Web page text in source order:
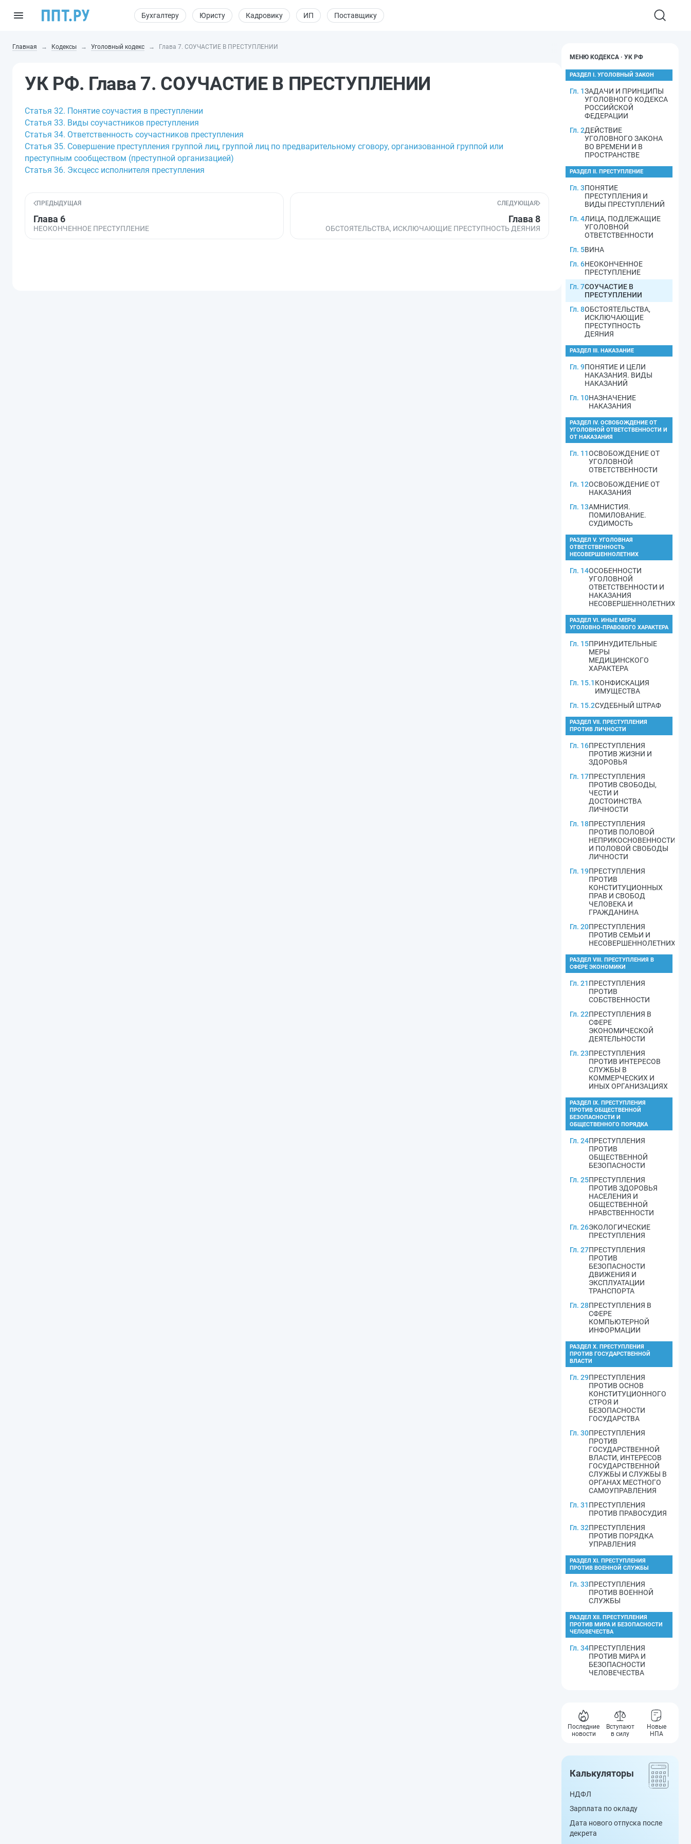
Бухгалтеру Юристу Кадровику ИП Поставщику
Главная Кодексы Уголовный кодекс Глава 7. СОУЧАСТИЕ В ПРЕСТУПЛЕНИИ
УК РФ. Глава 7. СОУЧАСТИЕ В ПРЕСТУПЛЕНИИ
Статья 32. Понятие соучастия в преступлении
Статья 33. Виды соучастников преступления
Статья 34. Ответственность соучастников преступления
Статья 35. Совершение преступления группой лиц, группой лиц по предварительному сговору, организованной группой или
преступным сообществом (преступной организацией)
Статья 36. Эксцесс исполнителя преступления
ПРЕДЫДУЩАЯ
Глава 6
НЕОКОНЧЕННОЕ ПРЕСТУПЛЕНИЕ
СЛЕДУЮЩАЯ
Глава 8
ОБСТОЯТЕЛЬСТВА, ИСКЛЮЧАЮЩИЕ ПРЕСТУПНОСТЬ ДЕЯНИЯ
МЕНЮ КОДЕКСА · УК РФ
РАЗДЕЛ I. УГОЛОВНЫЙ ЗАКОН
Гл. 1ЗАДАЧИ И ПРИНЦИПЫ
УГОЛОВНОГО КОДЕКСА
РОССИЙСКОЙ
ФЕДЕРАЦИИ
Гл. 2ДЕЙСТВИЕ
УГОЛОВНОГО ЗАКОНА
ВО ВРЕМЕНИ И В
ПРОСТРАНСТВЕ
РАЗДЕЛ II. ПРЕСТУПЛЕНИЕ
Гл. 3ПОНЯТИЕ
ПРЕСТУПЛЕНИЯ И
ВИДЫ ПРЕСТУПЛЕНИЙ
Гл. 4ЛИЦА, ПОДЛЕЖАЩИЕ
УГОЛОВНОЙ
ОТВЕТСТВЕННОСТИ
Гл. 5ВИНА
Гл. 6НЕОКОНЧЕННОЕ
ПРЕСТУПЛЕНИЕ
Гл. 7СОУЧАСТИЕ В
ПРЕСТУПЛЕНИИ
Гл. 8ОБСТОЯТЕЛЬСТВА,
ИСКЛЮЧАЮЩИЕ
ПРЕСТУПНОСТЬ
ДЕЯНИЯ
РАЗДЕЛ III. НАКАЗАНИЕ
Гл. 9ПОНЯТИЕ И ЦЕЛИ
НАКАЗАНИЯ. ВИДЫ
НАКАЗАНИЙ
Гл. 10НАЗНАЧЕНИЕ
НАКАЗАНИЯ
РАЗДЕЛ IV. ОСВОБОЖДЕНИЕ ОТ
УГОЛОВНОЙ ОТВЕТСТВЕННОСТИ И
ОТ НАКАЗАНИЯ
Гл. 11ОСВОБОЖДЕНИЕ ОТ
УГОЛОВНОЙ
ОТВЕТСТВЕННОСТИ
Гл. 12ОСВОБОЖДЕНИЕ ОТ
НАКАЗАНИЯ
Гл. 13АМНИСТИЯ.
ПОМИЛОВАНИЕ.
СУДИМОСТЬ
РАЗДЕЛ V. УГОЛОВНАЯ
ОТВЕТСТВЕННОСТЬ
НЕСОВЕРШЕННОЛЕТНИХ
Гл. 14ОСОБЕННОСТИ
УГОЛОВНОЙ
ОТВЕТСТВЕННОСТИ И
НАКАЗАНИЯ
НЕСОВЕРШЕННОЛЕТНИХ
РАЗДЕЛ VI. ИНЫЕ МЕРЫ
УГОЛОВНО-ПРАВОВОГО ХАРАКТЕРА
Гл. 15ПРИНУДИТЕЛЬНЫЕ
МЕРЫ
МЕДИЦИНСКОГО
ХАРАКТЕРА
Гл. 15.1КОНФИСКАЦИЯ
ИМУЩЕСТВА
Гл. 15.2СУДЕБНЫЙ ШТРАФ
РАЗДЕЛ VII. ПРЕСТУПЛЕНИЯ
ПРОТИВ ЛИЧНОСТИ
Гл. 16ПРЕСТУПЛЕНИЯ
ПРОТИВ ЖИЗНИ И
ЗДОРОВЬЯ
Гл. 17ПРЕСТУПЛЕНИЯ
ПРОТИВ СВОБОДЫ,
ЧЕСТИ И
ДОСТОИНСТВА
ЛИЧНОСТИ
Гл. 18ПРЕСТУПЛЕНИЯ
ПРОТИВ ПОЛОВОЙ
НЕПРИКОСНОВЕННОСТИ
И ПОЛОВОЙ СВОБОДЫ
ЛИЧНОСТИ
Гл. 19ПРЕСТУПЛЕНИЯ
ПРОТИВ
КОНСТИТУЦИОННЫХ
ПРАВ И СВОБОД
ЧЕЛОВЕКА И
ГРАЖДАНИНА
Гл. 20ПРЕСТУПЛЕНИЯ
ПРОТИВ СЕМЬИ И
НЕСОВЕРШЕННОЛЕТНИХ
РАЗДЕЛ VIII. ПРЕСТУПЛЕНИЯ В
СФЕРЕ ЭКОНОМИКИ
Гл. 21ПРЕСТУПЛЕНИЯ
ПРОТИВ
СОБСТВЕННОСТИ
Гл. 22ПРЕСТУПЛЕНИЯ В
СФЕРЕ
ЭКОНОМИЧЕСКОЙ
ДЕЯТЕЛЬНОСТИ
Гл. 23ПРЕСТУПЛЕНИЯ
ПРОТИВ ИНТЕРЕСОВ
СЛУЖБЫ В
КОММЕРЧЕСКИХ И
ИНЫХ ОРГАНИЗАЦИЯХ
РАЗДЕЛ IX. ПРЕСТУПЛЕНИЯ
ПРОТИВ ОБЩЕСТВЕННОЙ
БЕЗОПАСНОСТИ И
ОБЩЕСТВЕННОГО ПОРЯДКА
Гл. 24ПРЕСТУПЛЕНИЯ
ПРОТИВ
ОБЩЕСТВЕННОЙ
БЕЗОПАСНОСТИ
Гл. 25ПРЕСТУПЛЕНИЯ
ПРОТИВ ЗДОРОВЬЯ
НАСЕЛЕНИЯ И
ОБЩЕСТВЕННОЙ
НРАВСТВЕННОСТИ
Гл. 26ЭКОЛОГИЧЕСКИЕ
ПРЕСТУПЛЕНИЯ
Гл. 27ПРЕСТУПЛЕНИЯ
ПРОТИВ
БЕЗОПАСНОСТИ
ДВИЖЕНИЯ И
ЭКСПЛУАТАЦИИ
ТРАНСПОРТА
Гл. 28ПРЕСТУПЛЕНИЯ В
СФЕРЕ
КОМПЬЮТЕРНОЙ
ИНФОРМАЦИИ
РАЗДЕЛ X. ПРЕСТУПЛЕНИЯ
ПРОТИВ ГОСУДАРСТВЕННОЙ
ВЛАСТИ
Гл. 29ПРЕСТУПЛЕНИЯ
ПРОТИВ ОСНОВ
КОНСТИТУЦИОННОГО
СТРОЯ И
БЕЗОПАСНОСТИ
ГОСУДАРСТВА
Гл. 30ПРЕСТУПЛЕНИЯ
ПРОТИВ
ГОСУДАРСТВЕННОЙ
ВЛАСТИ, ИНТЕРЕСОВ
ГОСУДАРСТВЕННОЙ
СЛУЖБЫ И СЛУЖБЫ В
ОРГАНАХ МЕСТНОГО
САМОУПРАВЛЕНИЯ
Гл. 31ПРЕСТУПЛЕНИЯ
ПРОТИВ ПРАВОСУДИЯ
Гл. 32ПРЕСТУПЛЕНИЯ
ПРОТИВ ПОРЯДКА
УПРАВЛЕНИЯ
РАЗДЕЛ XI. ПРЕСТУПЛЕНИЯ
ПРОТИВ ВОЕННОЙ СЛУЖБЫ
Гл. 33ПРЕСТУПЛЕНИЯ
ПРОТИВ ВОЕННОЙ
СЛУЖБЫ
РАЗДЕЛ XII. ПРЕСТУПЛЕНИЯ
ПРОТИВ МИРА И БЕЗОПАСНОСТИ
ЧЕЛОВЕЧЕСТВА
Гл. 34ПРЕСТУПЛЕНИЯ
ПРОТИВ МИРА И
БЕЗОПАСНОСТИ
ЧЕЛОВЕЧЕСТВА
Последние
новости
Вступают
в силу
Новые
НПА
Калькуляторы
НДФЛ
Зарплата по окладу
Дата нового отпуска после
декрета